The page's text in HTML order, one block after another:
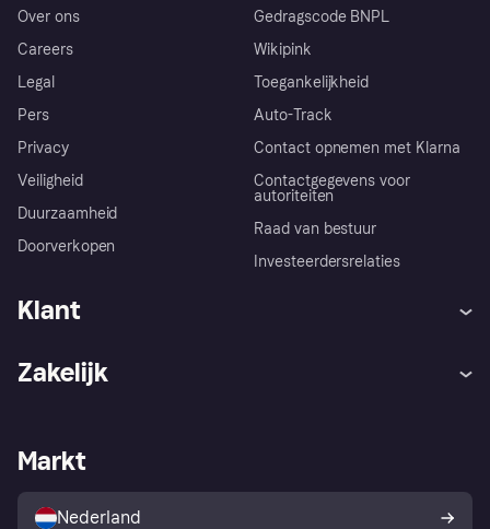
Over ons
Careers
Legal
Pers
Privacy
Veiligheid
Duurzaamheid
Doorverkopen
Gedragscode BNPL
Wikipink
Toegankelijkheid
Auto-Track
Contact opnemen met Klarna
Contactgegevens voor
autoriteiten
Raad van bestuur
Investeerdersrelaties
Klant
Winkeloverzicht
Kopersbescherming voor
consumenten
Zakelijk
Zakelijke login
Markt
Nederland